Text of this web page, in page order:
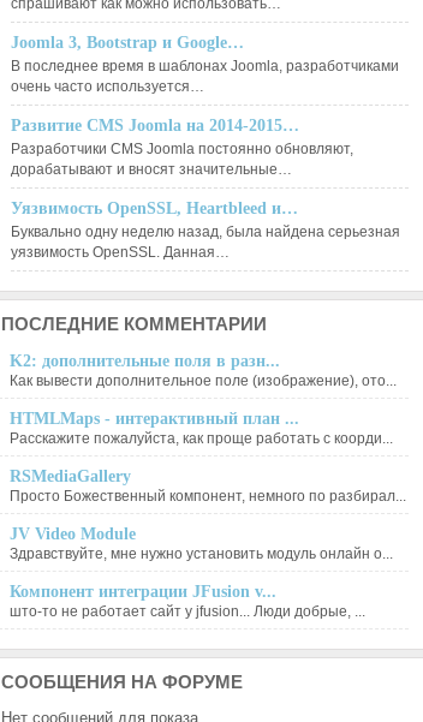
спрашивают как можно использовать…
Joomla 3, Bootstrap и Google…
В последнее время в шаблонах Joomla, разработчиками
очень часто используется…
Развитие CMS Joomla на 2014-2015…
Разработчики CMS Joomla постоянно обновляют,
дорабатывают и вносят значительные…
Уязвимость OpenSSL, Heartbleed и…
Буквально одну неделю назад, была найдена серьезная
уязвимость OpenSSL. Данная…
ПОСЛЕДНИЕ КОММЕНТАРИИ
K2: дополнительные поля в разн...
Как вывести дополнительное поле (изображение), ото...
HTMLMaps - интерактивный план ...
Расскажите пожалуйста, как проще работать с коорди...
RSMediaGallery
Просто Божественный компонент, немного по разбирал...
JV Video Module
Здравствуйте, мне нужно установить модуль онлайн о...
Компонент интеграции JFusion v...
што-то не работает сайт у jfusion... Люди добрые, ...
СООБЩЕНИЯ НА ФОРУМЕ
Нет сообщений для показа